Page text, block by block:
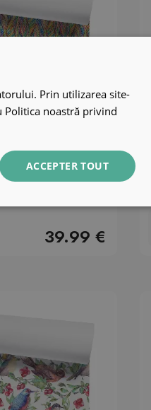
colorée
39.99 €
Prin utilizarea site-
noastră privind
ACCEPTER TOUT